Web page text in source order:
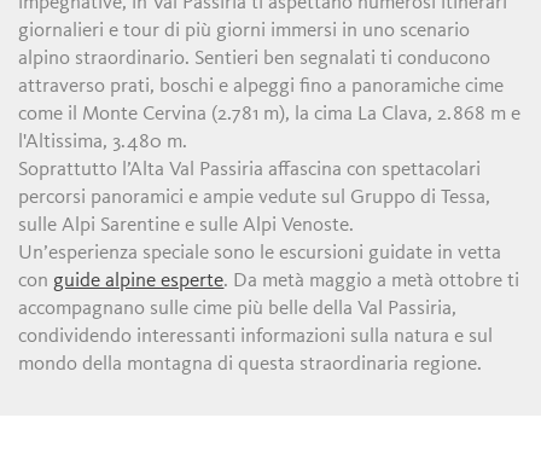
giornalieri e tour di più giorni immersi in uno scenario
alpino straordinario. Sentieri ben segnalati ti conducono
attraverso prati, boschi e alpeggi fino a panoramiche cime
come il Monte Cervina (2.781 m), la cima La Clava, 2.868 m e
l'Altissima, 3.480 m.
Soprattutto l’Alta Val Passiria affascina con spettacolari
percorsi panoramici e ampie vedute sul Gruppo di Tessa,
sulle Alpi Sarentine e sulle Alpi Venoste.
Un’esperienza speciale sono le escursioni guidate in vetta
con guide alpine esperte. Da metà maggio a metà ottobre ti
accompagnano sulle cime più belle della Val Passiria,
condividendo interessanti informazioni sulla natura e sul
mondo della montagna di questa straordinaria regione.